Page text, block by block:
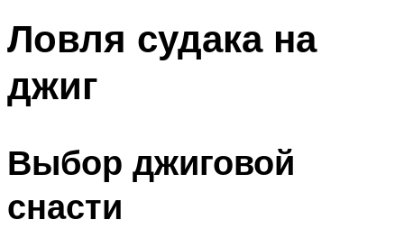
Ловля судака на
джиг
Выбор джиговой
снасти